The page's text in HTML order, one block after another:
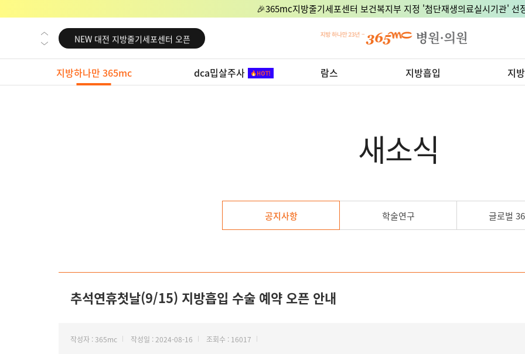
🎉365mc지방줄기세포센터 보건복지부 지정 '첨단재생의료실시기관' 선
NEW 교대 지방줄기세포센터 오픈
NEW 대전 지방줄기세포센터 오픈
NEW 노원 지방줄기세포센터 오픈
NEW 미국 LA점 오픈
지방하나만 365mc dca밉살주사 람스 지방흡입 지
새소식
공지사항 학술연구 글로벌
추석연휴첫날(9/15) 지방흡입 수술 예약 오픈 안내
작성자 : 365mc 작성일 : 2024-08-16 조회수 : 16017